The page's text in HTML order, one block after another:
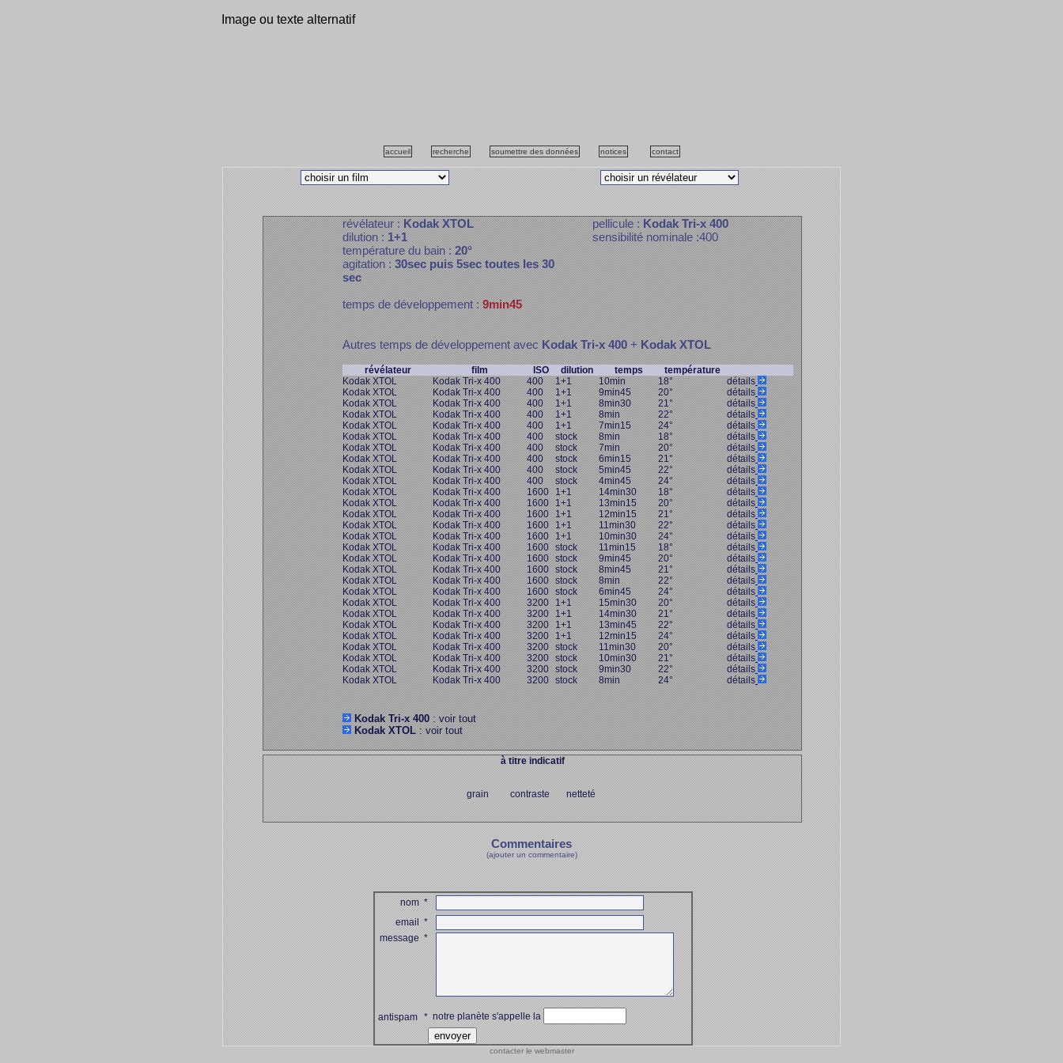
Image ou texte alternatif
accueil recherche soumettre des données notices contact
révélateur :Kodak XTOL
dilution :1+1
température du bain :20°
agitation :30sec puis 5sec toutes les 30
sec
pellicule :Kodak Tri-x 400
sensibilité nominale :400
temps de développement :9min45
Autres temps de développement avecKodak Tri-x 400+Kodak XTOL
révélateur film ISO dilution temps
température
Kodak XTOL
Kodak Tri-x 400 400 1+1 10min 18°
détails
Kodak XTOL
Kodak Tri-x 400 400 1+1 9min45 20°
détails
Kodak XTOL
Kodak Tri-x 400 400 1+1 8min30 21°
détails
Kodak XTOL
Kodak Tri-x 400 400 1+1 8min 22°
détails
Kodak XTOL
Kodak Tri-x 400 400 1+1 7min15 24°
détails
Kodak XTOL
Kodak Tri-x 400 400 stock 8min 18°
détails
Kodak XTOL
Kodak Tri-x 400 400 stock 7min 20°
détails
Kodak XTOL
Kodak Tri-x 400 400 stock 6min15 21°
détails
Kodak XTOL
Kodak Tri-x 400 400 stock 5min45 22°
détails
Kodak XTOL
Kodak Tri-x 400 400 stock 4min45 24°
détails
Kodak XTOL
Kodak Tri-x 400 1600 1+1 14min30 18°
détails
Kodak XTOL
Kodak Tri-x 400 1600 1+1 13min15 20°
détails
Kodak XTOL
Kodak Tri-x 400 1600 1+1 12min15 21°
détails
Kodak XTOL
Kodak Tri-x 400 1600 1+1 11min30 22°
détails
Kodak XTOL
Kodak Tri-x 400 1600 1+1 10min30 24°
détails
Kodak XTOL
Kodak Tri-x 400 1600 stock 11min15 18°
détails
Kodak XTOL
Kodak Tri-x 400 1600 stock 9min45 20°
détails
Kodak XTOL
Kodak Tri-x 400 1600 stock 8min45 21°
détails
Kodak XTOL
Kodak Tri-x 400 1600 stock 8min 22°
détails
Kodak XTOL
Kodak Tri-x 400 1600 stock 6min45 24°
détails
Kodak XTOL
Kodak Tri-x 400 3200 1+1 15min30 20°
détails
Kodak XTOL
Kodak Tri-x 400 3200 1+1 14min30 21°
détails
Kodak XTOL
Kodak Tri-x 400 3200 1+1 13min45 22°
détails
Kodak XTOL
Kodak Tri-x 400 3200 1+1 12min15 24°
détails
Kodak XTOL
Kodak Tri-x 400 3200 stock 11min30 20°
détails
Kodak XTOL
Kodak Tri-x 400 3200 stock 10min30 21°
détails
Kodak XTOL
Kodak Tri-x 400 3200 stock 9min30 22°
détails
Kodak XTOL
Kodak Tri-x 400 3200 stock 8min 24° détails
Kodak Tri-x 400: voir tout
Kodak XTOL: voir tout
à titre indicatif
grain contraste netteté
Commentaires
(ajouter un commentaire)
nom*
email*
message*
antispam *notre planète s'appelle la
contacter le webmaster